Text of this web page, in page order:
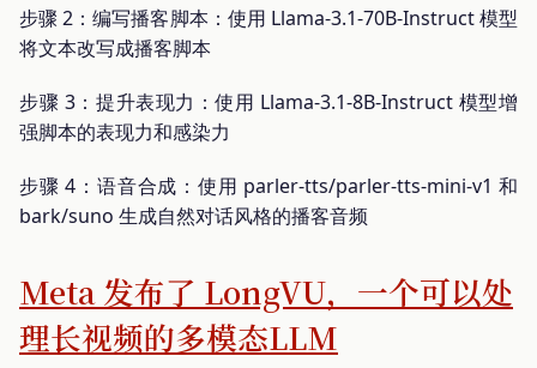
步骤 2：编写播客脚本：使用 Llama-3.1-70B-Instruct 模型
将文本改写成播客脚本
步骤 3：提升表现力：使用 Llama-3.1-8B-Instruct 模型增
强脚本的表现力和感染力
步骤 4：语音合成：使用 parler-tts/parler-tts-mini-v1 和
bark/suno 生成自然对话风格的播客音频
Meta 发布了 LongVU，一个可以处
理长视频的多模态LLM